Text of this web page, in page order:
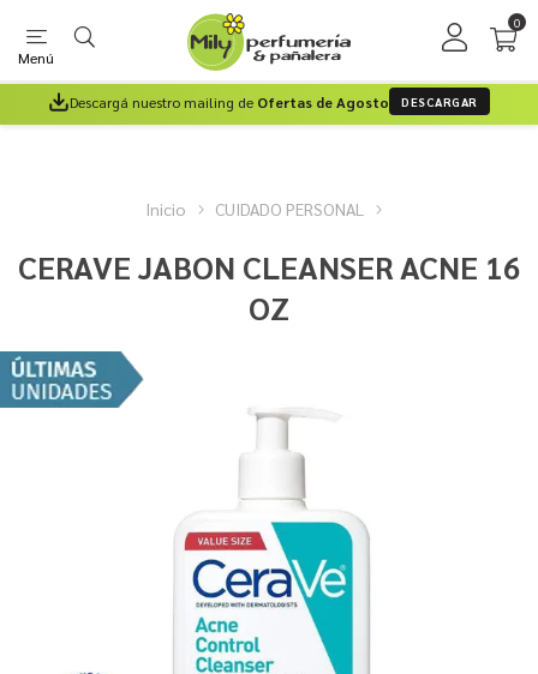
Menú
0
Descargá nuestro mailing de Ofertas de Agosto DESCARGAR
Inicio CUIDADO PERSONAL
CERAVE JABON CLEANSER ACNE 16
OZ